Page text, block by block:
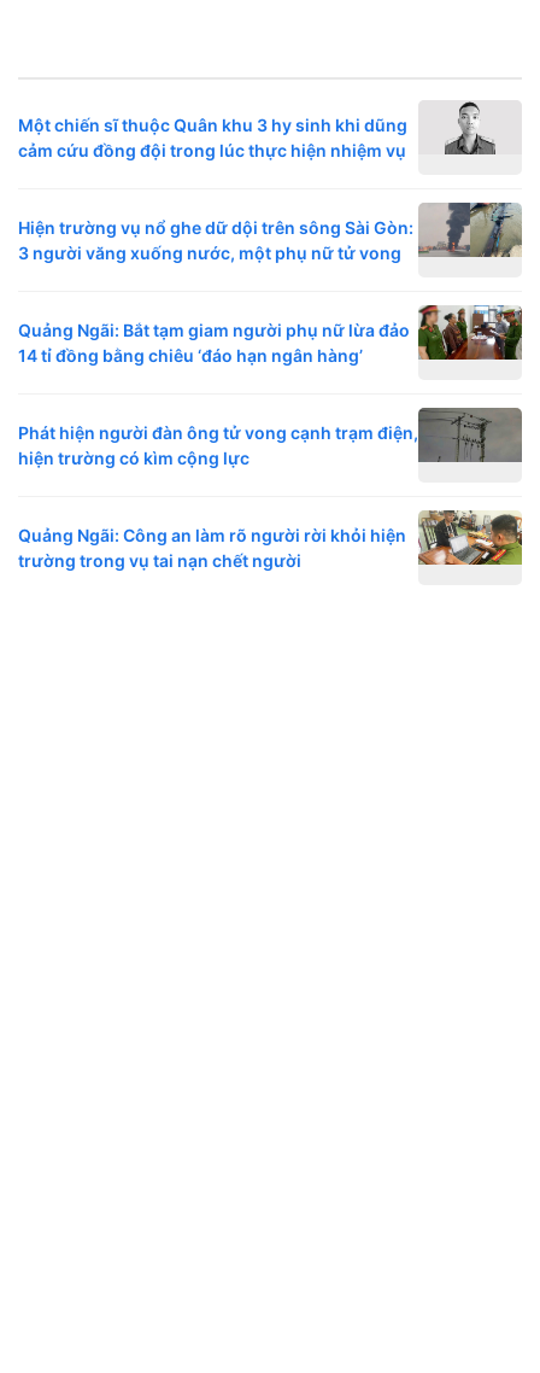
Một chiến sĩ thuộc Quân khu 3 hy sinh khi dũng
cảm cứu đồng đội trong lúc thực hiện nhiệm vụ
Hiện trường vụ nổ ghe dữ dội trên sông Sài Gòn:
3 người văng xuống nước, một phụ nữ tử vong
Quảng Ngãi: Bắt tạm giam người phụ nữ lừa đảo
14 tỉ đồng bằng chiêu ‘đáo hạn ngân hàng’
Phát hiện người đàn ông tử vong cạnh trạm điện,
hiện trường có kìm cộng lực
Quảng Ngãi: Công an làm rõ người rời khỏi hiện
trường trong vụ tai nạn chết người